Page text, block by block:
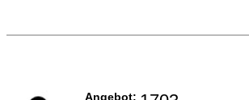
Angebot: